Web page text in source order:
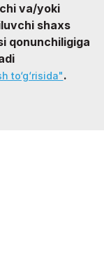
va/yoki
shaxs
qonunchiligiga
to‘g‘risida".